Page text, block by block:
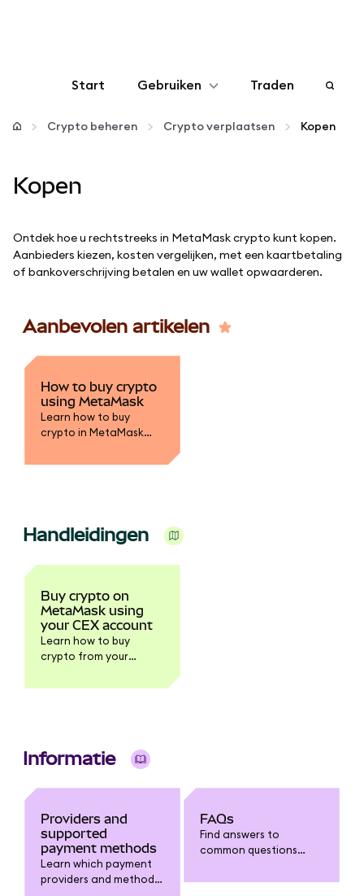
Start Gebruiken
Configureren
Crypto beheren
Let op je veiligheid
Traden
Crypto beheren Crypto verplaatsen Kopen
Kopen
Ontdek hoe u rechtstreeks in MetaMask crypto kunt kopen.
Aanbieders kiezen, kosten vergelijken, met een kaartbetaling
of bankoverschrijving betalen en uw wallet opwaarderen.
Aanbevolen artikelen
How to buy crypto
using MetaMask
Learn how to buy
crypto in MetaMask
transfer, or third-party
Handleidingen
Buy crypto on
MetaMask using
your CEX account
Learn how to buy
crypto from your
(CEX) account directly
Informatie
Providers and
supported
payment methods
Learn which payment
providers and methods
FAQs
Find answers to
common questions
MetaMask.